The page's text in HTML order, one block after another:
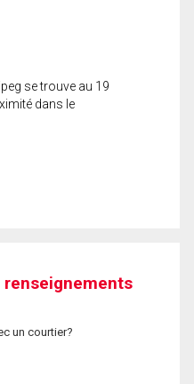
se trouve au 19
dans le
renseignements
un courtier?